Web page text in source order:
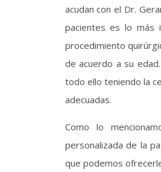
acudan con el Dr.
pacientes es lo más
procedimiento
de acuerdo a su
todo ello teniendo la
adecuadas.
Como lo
personalizada de la
que podemos